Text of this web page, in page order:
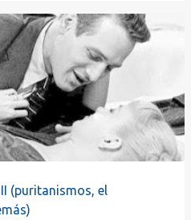
(puritanismos, el